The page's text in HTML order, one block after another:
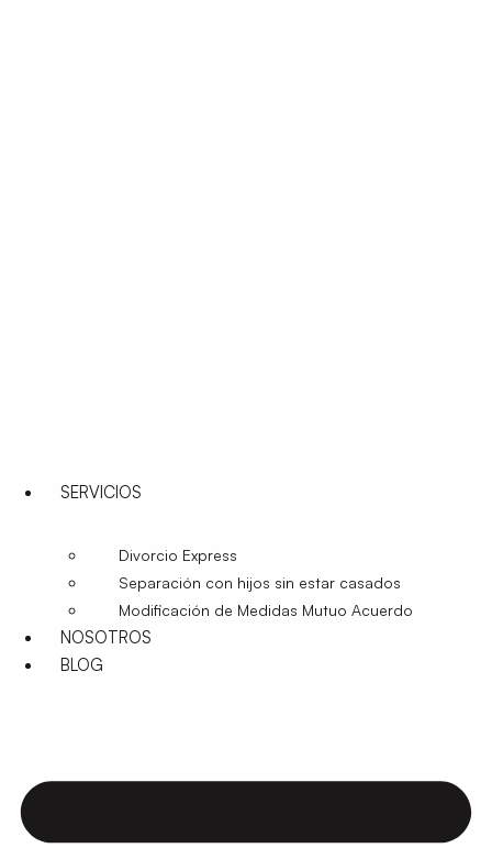
SERVICIOS
Divorcio Express
Separación con hijos sin estar casados
Modificación de Medidas Mutuo Acuerdo
NOSOTROS
BLOG